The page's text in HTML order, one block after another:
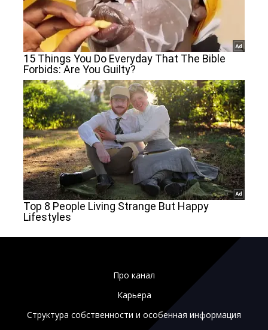
Про канал
Карьера
Структура собственности и особенная информация